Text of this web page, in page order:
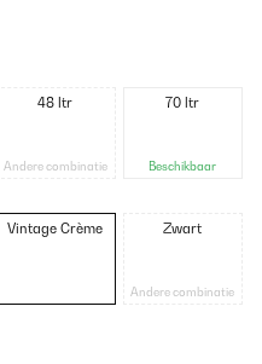
48 ltr
Andere combinatie
70 ltr
Beschikbaar
Vintage Crème Zwart
Andere combinatie